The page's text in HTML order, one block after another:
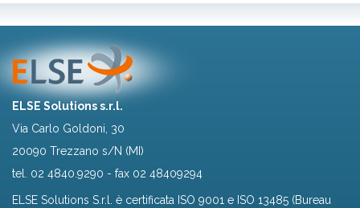
ELSE Solutions s.r.l.
Via Carlo Goldoni, 30
20090 Trezzano s/N (MI)
tel. 02 4840.9290 - fax 02 48409294
ELSE Solutions S.r.l. è certificata ISO 9001 e ISO 13485 (Bureau